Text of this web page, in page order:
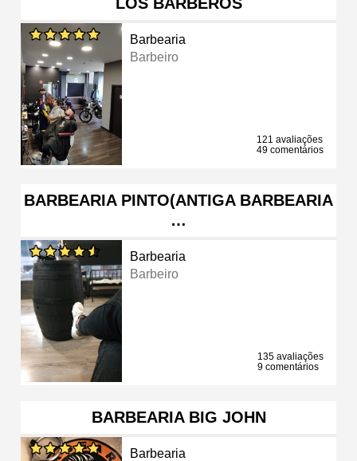
Barbearia
Barbeiro
121 avaliações
49 comentários
BARBEARIA PINTO(ANTIGA BARBEARIA
…
Barbearia
Barbeiro
135 avaliações
9 comentários
BARBEARIA BIG JOHN
Barbearia